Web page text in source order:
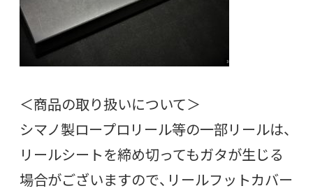
＜商品の取り扱いについて＞
シマノ製ロープロリール等の一部リールは、
リールシートを締め切ってもガタが生じる
場合がございますので、リールフットカバー